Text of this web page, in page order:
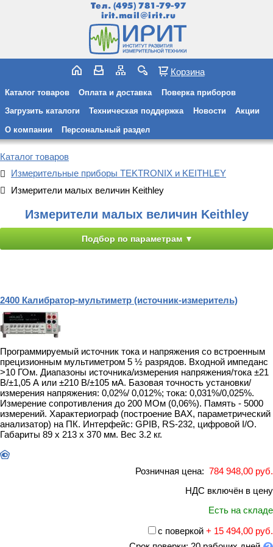
Тел. (495) 781-79-97
irit.mail@irit.ru
Корзина
Каталог товаров Оплата и доставка Поверка приборов
Загрузить каталоги Техническая поддержка Новости Акции
О компании Персональный раздел
Каталог товаров
Измерительные приборы TEKTRONIX и KEITHLEY
Измерители малых величин Keithley
Измерители малых величин Keithley
Подбор по параметрам
2400 Калибратор-мультиметр (источник-измеритель)
Программируемый источник тока и напряжения со встроенным
прецизионным мультиметром 5 ½ разрядов. Входной импеданс
>10 ГОм. Диапазоны источника/измерения напряжения/тока ±21
В/±1,05 А или ±210 В/±105 мА. Базовая точность установки/
измерения напряжения: 0,02%/ 0,012%; тока: 0,031%/0,025%.
Измерение сопротивления до 200 МОм (0,06%). Память - 5000
измерений. Характериограф (построение ВАХ, параметрический
анализатор) на ПК. Интерфейс: GPIB, RS-232, цифровой I/O.
Габариты 89 х 213 х 370 мм. Вес 3.2 кг.
Розничная цена: 784 948,00 руб.
НДС включён в цену
Есть на складе
с поверкой + 15 494,00 руб.